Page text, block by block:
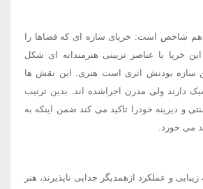
هم شاخص است: خرپای سازه ای که فضاها را
خرپا با عناصر تزیینی هنرمندانه ای شکل
سازه بودنش اثری است هنری. این نقش ها
دارند ولی مدرن اجراشده اند. بدین ترتیب
و دیرینه خودرا تاکید می کند ضمن اینکه به
می خورد.
و عملکرد ازهمدیگر جدایی ناپذیرند، هنر